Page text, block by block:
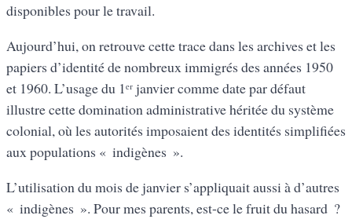
disponibles pour le travail.
Aujourd’hui, on retrouve cette trace dans les archives et les
papiers d’identité de nombreux immigrés des années 1950
et 1960. L’usage du 1ᵉʳ janvier comme date par défaut
illustre cette domination administrative héritée du système
colonial, où les autorités imposaient des identités simplifiées
aux populations « indigènes ».
L’utilisation du mois de janvier s’appliquait aussi à d’autres
« indigènes ». Pour mes parents, est-ce le fruit du hasard ?